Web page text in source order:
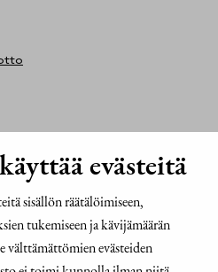
evästeitä
sisällön räätälöimiseen,
tukemiseen ja kävijämäärän
välttämättömien evästeiden